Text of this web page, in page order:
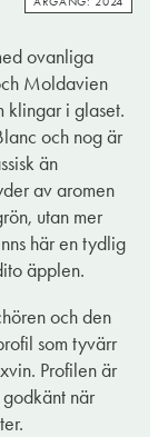
ovanliga
Moldavien
klingar i glaset.
och nog är
än
av aromen
utan mer
här en tydlig
äpplen.
och den
som tyvärr
Profilen är
när